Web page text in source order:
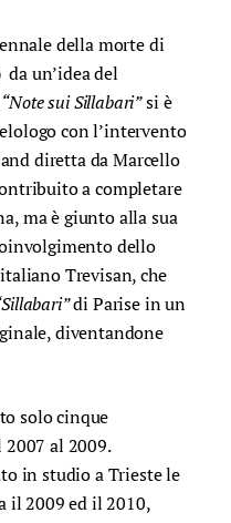
della morte di
un’idea del
“Note sui Sillabari”si è
con l’intervento
diretta da Marcello
a completare
ma è giunto alla sua
dello
Trevisan, che
di Parise in un
diventandone
solo cinque
al 2009.
in studio a Trieste le
il 2009 ed il 2010,